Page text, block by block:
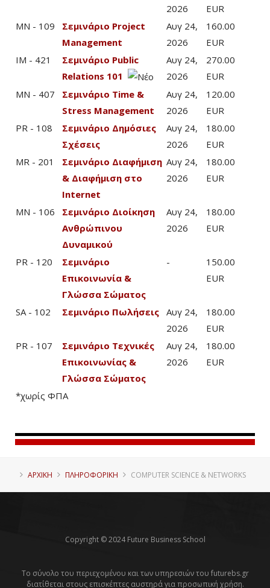
2026
EUR
MN - 109
Σεμινάριο Project
Management
Αυγ 24,
2026
160.00
EUR
IM - 421
Σεμινάριο Public
Relations 101
Αυγ 24,
2026
270.00
EUR
MN - 407
Σεμινάριο Time &
Stress Management
Αυγ 24,
2026
120.00
EUR
PR - 108
Σεμινάριο Δημόσιες
Σχέσεις
Αυγ 24,
2026
180.00
EUR
MR - 201
Σεμινάριο Διαφήμιση
& Διαφήμιση στο
Internet
Αυγ 24,
2026
180.00
EUR
MN - 106
Σεμινάριο Διοίκηση
Ανθρώπινου
Δυναμικού
Αυγ 24,
2026
180.00
EUR
PR - 120
Σεμινάριο
Επικοινωνία &
Γλώσσα Σώματος
-
150.00
EUR
SA - 102 Σεμινάριο Πωλήσεις Αυγ 24,
2026
180.00
EUR
PR - 107
Σεμινάριο Τεχνικές
Επικοινωνίας &
Γλώσσα Σώματος
Αυγ 24,
2026
180.00
EUR
*χωρίς ΦΠΑ
ΑΡΧΙΚΗ ΠΛΗΡΟΦΟΡΙΚΉ COMPUTER SCIENCE & NETWORKS
Copyright © 2024 Future Business School
Το σύνολο του περιεχομένου και των υπηρεσιών του futurebs.gr
διατίθεται στους επισκέπτες αυστηρά για προσωπική χρήση.